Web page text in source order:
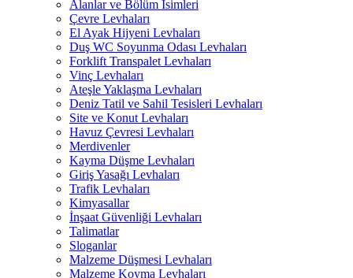
Alanlar ve Bölüm İsimleri
Çevre Levhaları
El Ayak Hijyeni Levhaları
Duş WC Soyunma Odası Levhaları
Forklift Transpalet Levhaları
Vinç Levhaları
Ateşle Yaklaşma Levhaları
Deniz Tatil ve Sahil Tesisleri Levhaları
Site ve Konut Levhaları
Havuz Çevresi Levhaları
Merdivenler
Kayma Düşme Levhaları
Giriş Yasağı Levhaları
Trafik Levhaları
Kimyasallar
İnşaat Güvenliği Levhaları
Talimatlar
Sloganlar
Malzeme Düşmesi Levhaları
Malzeme Koyma Levhaları